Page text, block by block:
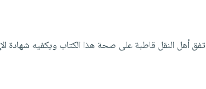
أهل النقل قاطبة على صحة هذا الكتاب ويكفيه شهادة